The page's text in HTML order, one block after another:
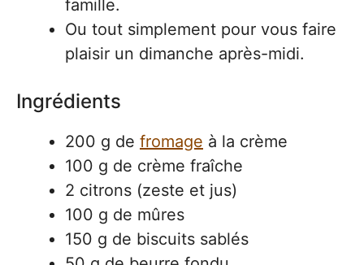
famille.
Ou tout simplement pour vous faire
plaisir un dimanche après-midi.
Ingrédients
200 g de fromage à la crème
100 g de crème fraîche
2 citrons (zeste et jus)
100 g de mûres
150 g de biscuits sablés